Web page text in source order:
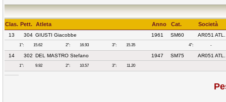
Clas. Pett. Atleta Anno Cat. Società
13 304 GIUSTI Giacobbe 1961 SM60 AR051
1°: 15.62 2°: 16.93 3°: 15.35 4°: -
14 302 DEL MASTRO Stefano 1947 SM75 AR051
1°: 9.92 2°: 10.57 3°: 11.20